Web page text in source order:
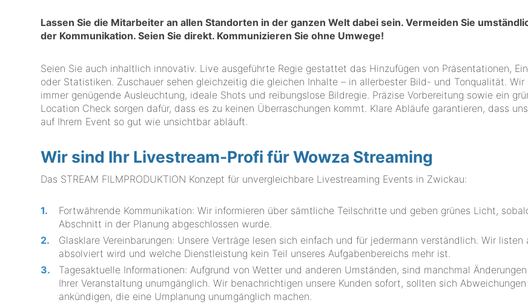
Lassen Sie die Mitarbeiter an allen Standorten in der ganzen Welt dabei sein. Vermeiden Sie
der Kommunikation. Seien Sie direkt. Kommunizieren Sie ohne Umwege!
Seien Sie auch inhaltlich innovativ. Live ausgeführte Regie gestattet das Hinzufügen von Präsentationen,
oder Statistiken. Zuschauer sehen gleichzeitig die gleichen Inhalte – in allerbester Bild- und Tonqualität. Wir
immer genügende Ausleuchtung, ideale Shots und reibungslose Bildregie. Präzise Vorbereitung sowie ein
Location Check sorgen dafür, dass es zu keinen Überraschungen kommt. Klare Abläufe garantieren, dass
auf Ihrem Event so gut wie unsichtbar abläuft.
Wir sind Ihr Livestream-Profi für Wowza Streaming
Das STREAM FILMPRODUKTION Konzept für unvergleichbare Livestreaming Events in Zwickau:
Fortwährende Kommunikation: Wir informieren über sämtliche Teilschritte und geben grünes Licht,
Abschnitt in der Planung abgeschlossen wurde.
Glasklare Vereinbarungen: Unsere Verträge lesen sich einfach und für jedermann verständlich. Wir listen
absolviert wird und welche Dienstleistung kein Teil unseres Aufgabenbereichs mehr ist.
Tagesaktuelle Informationen: Aufgrund von Wetter und anderen Umständen, sind manchmal
Ihrer Veranstaltung unumgänglich. Wir benachrichtigen unsere Kunden sofort, sollten sich Abweichungen
ankündigen, die eine Umplanung unumgänglich machen.